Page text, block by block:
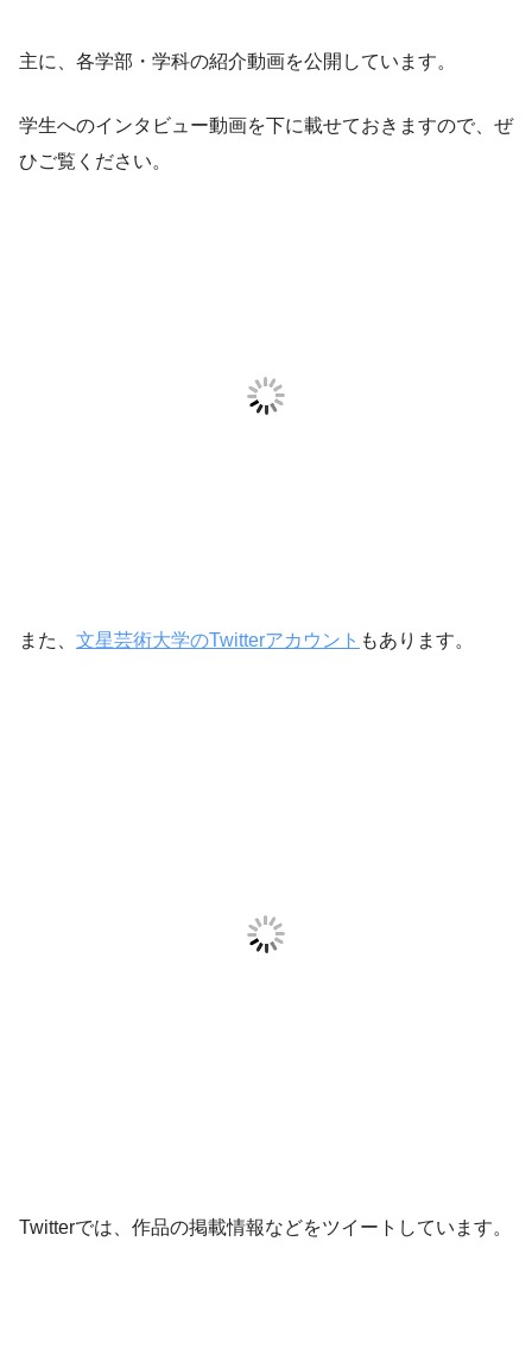
主に、各学部・学科の紹介動画を公開しています。
学生へのインタビュー動画を下に載せておきますので、ぜ
ひご覧ください。
また、 文星芸術大学のTwitterアカウント もあります。
Twitterでは、作品の掲載情報などをツイートしています。